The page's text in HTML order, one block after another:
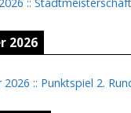
:: Stadtmeisterschaft
2026
2026 :: Punktspiel 2.